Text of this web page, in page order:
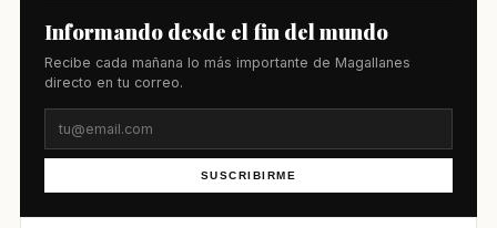
Informando desde el fin del mundo
Recibe cada mañana lo más importante de Magallanes
directo en tu correo.
SUSCRIBIRME